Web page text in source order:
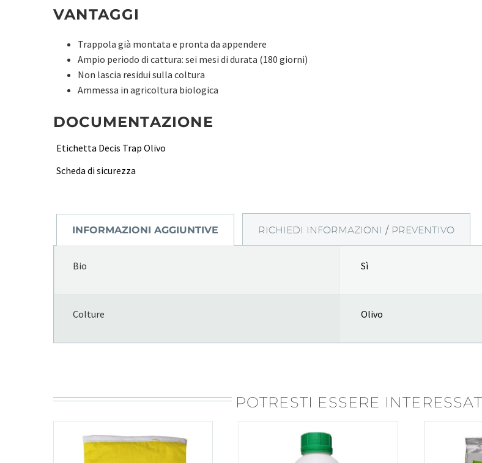
VANTAGGI
Trappola già montata e pronta da appendere
Ampio periodo di cattura: sei mesi di durata (180 giorni)
Non lascia residui sulla coltura
Ammessa in agricoltura biologica
DOCUMENTAZIONE
Etichetta Decis Trap Olivo
Scheda di sicurezza
INFORMAZIONI AGGIUNTIVE RICHIEDI INFORMAZIONI / PREVENTIVO
Bio Sì
Colture Olivo
POTRESTI ESSERE